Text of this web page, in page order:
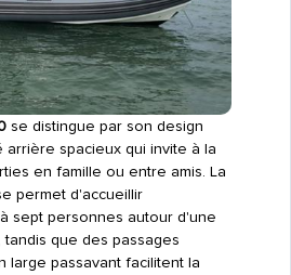
se distingue par son design
arrière spacieux qui invite à la
en famille ou entre amis. La
permet d'accueillir
sept personnes autour d'une
que des passages
large passavant facilitent la